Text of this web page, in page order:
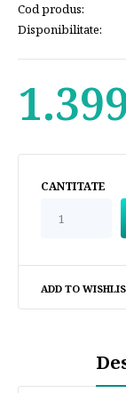
Cod produs:
Disponibilitate:
CANTITATE
ADD TO